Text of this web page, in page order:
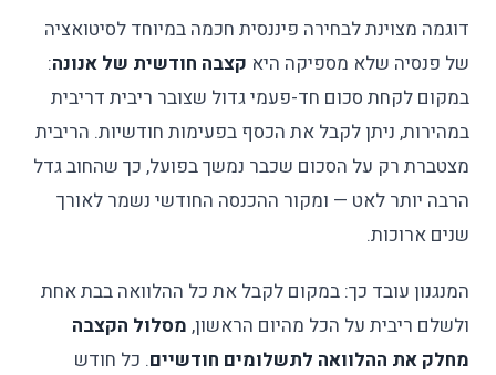
דוגמה מצוינת לבחירה פיננסית חכמה במיוחד לסיטואציה
של פנסיה שלא מספיקה היא קצבה חודשית של אנונה:
במקום לקחת סכום חד-פעמי גדול שצובר ריבית דריבית
במהירות, ניתן לקבל את הכסף בפעימות חודשיות. הריבית
מצטברת רק על הסכום שכבר נמשך בפועל, כך שהחוב גדל
הרבה יותר לאט — ומקור ההכנסה החודשי נשמר לאורך
שנים ארוכות.
המנגנון עובד כך: במקום לקבל את כל ההלוואה בבת אחת
ולשלם ריבית על הכל מהיום הראשון, מסלול הקצבה
מחלק את ההלוואה לתשלומים חודשיים. כל חודש